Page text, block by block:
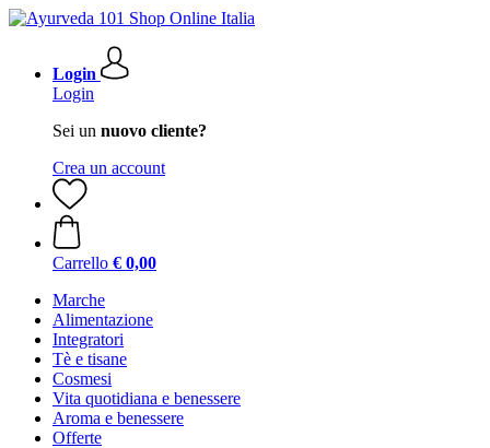
Login
Login
Sei un nuovo cliente?
Crea un account
Carrello € 0,00
Marche
Alimentazione
Integratori
Tè e tisane
Cosmesi
Vita quotidiana e benessere
Aroma e benessere
Offerte